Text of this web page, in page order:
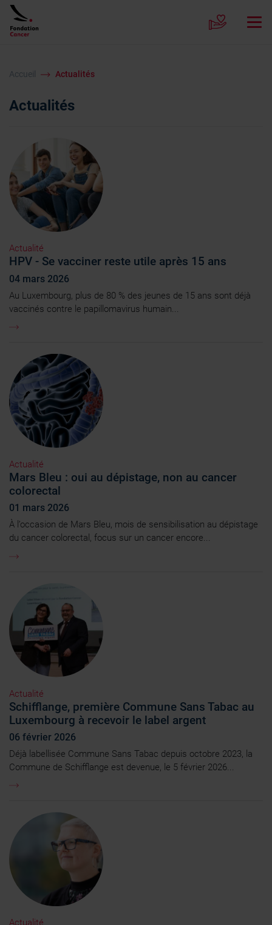
Accueil Actualités
Actualités
Actualité
HPV - Se vacciner reste utile après 15 ans
04 mars 2026
Au Luxembourg, plus de 80 % des jeunes de 15 ans sont déjà
vaccinés contre le papillomavirus humain...
Actualité
Mars Bleu : oui au dépistage, non au cancer
colorectal
01 mars 2026
À l’occasion de Mars Bleu, mois de sensibilisation au dépistage
du cancer colorectal, focus sur un cancer encore...
Actualité
Schifflange, première Commune Sans Tabac au
Luxembourg à recevoir le label argent
06 février 2026
Déjà labellisée Commune Sans Tabac depuis octobre 2023, la
Commune de Schifflange est devenue, le 5 février 2026...
Actualité